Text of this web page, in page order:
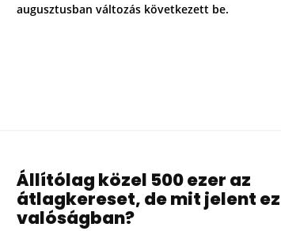
augusztusban változás következett be.
Állítólag közel 500 ezer az
átlagkereset, de mit jelent
valóságban?